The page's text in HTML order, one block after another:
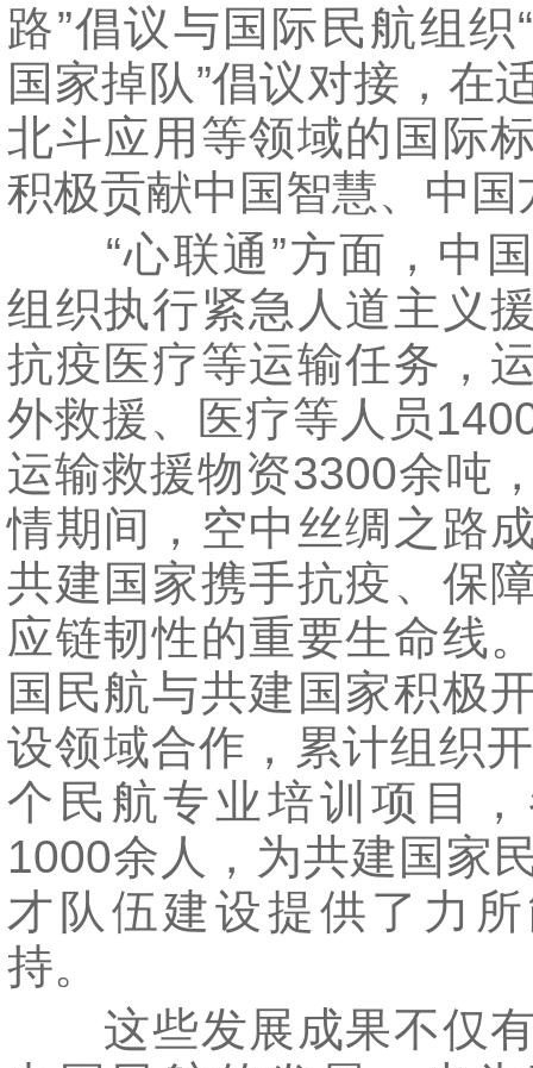
路”倡议与国际民航组织
国家掉队”倡议对接，在
北斗应用等领域的国际
积极贡献中国智慧、中国
“心联通”方面，中国
组织执行紧急人道主义
抗疫医疗等运输任务，
外救援、医疗等人员
运输救援物资3300余吨
情期间，空中丝绸之路
共建国家携手抗疫、保
应链韧性的重要生命线
国民航与共建国家积极
设领域合作，累计组织
个民航专业培训项目
1000余人，为共建国家
才队伍建设提供了力
持。
这些发展成果不仅有